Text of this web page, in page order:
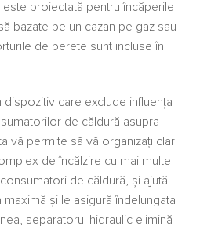
este proiectată pentru încăperile
bazate pe un cazan pe gaz sau
de perete sunt incluse în
dispozitiv care exclude influența
de căldură asupra
vă permite să vă organizați clar
de încălzire cu mai multe
de căldură, și ajută
și le asigură îndelungata
separatorul hidraulic elimină